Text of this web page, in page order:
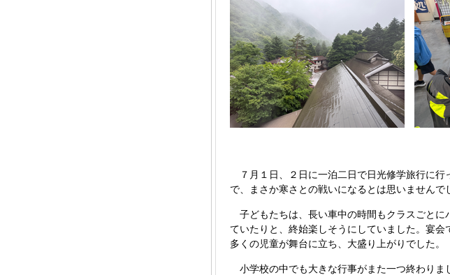
７月１日、２日に一泊二日で日光修学旅行に
で、まさか寒さとの戦いになるとは思いませんで
子どもたちは、長い車中の時間もクラスごとに
ていたりと、終始楽しそうにしていました。宴
多くの児童が舞台に立ち、大盛り上がりでした。
小学校の中でも大きな行事がまた一つ終わりま